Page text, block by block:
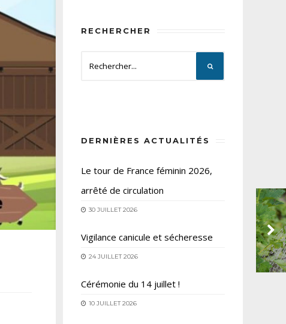
RECHERCHER
DERNIÈRES ACTUALITÉS
Le tour de France féminin 2026,
arrêté de circulation
30 JUILLET 2026
Vigilance canicule et sécheresse
24 JUILLET 2026
Cérémonie du 14 juillet !
10 JUILLET 2026